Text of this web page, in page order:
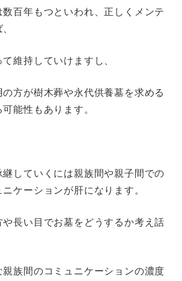
数百年もつといわれ、正しくメンテ
維持していけますし、
方が樹木葬や永代供養墓を求める
能性もあります。
していくには親族間や親子間での
ケーションが肝になります。
や長い目でお墓をどうするか考え話
族間のコミュニケーションの濃度